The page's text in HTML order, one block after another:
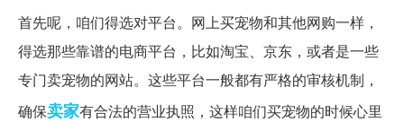
首先呢，咱们得选对平台。网上买宠物和其他网购一样，
得选那些靠谱的电商平台，比如淘宝、京东，或者是一些
专门卖宠物的网站。这些平台一般都有严格的审核机制，
确保卖家有合法的营业执照，这样咱们买宠物的时候心里